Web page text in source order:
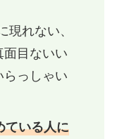
現れない、
面目ないい
らっしゃい
ている人に